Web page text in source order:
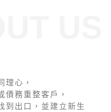
US
理心，
債務重整客戶，
到出口，並建立新生